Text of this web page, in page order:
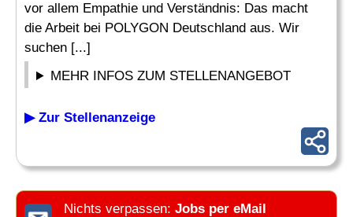
vor allem Empathie und Verständnis: Das macht
die Arbeit bei POLYGON Deutschland aus. Wir
suchen [...]
MEHR INFOS ZUM STELLENANGEBOT
▶ Zur Stellenanzeige
Nichts verpassen: Jobs per eMail